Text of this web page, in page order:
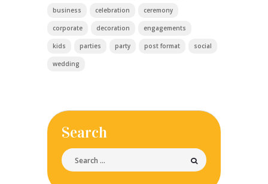
business celebration ceremony
corporate decoration engagements
kids parties party post format social
wedding
Search